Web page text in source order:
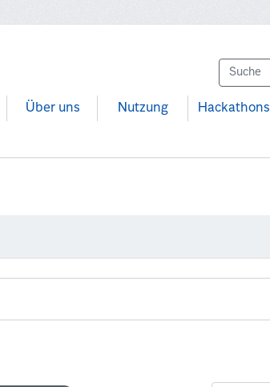
Über uns Nutzung Hackathons